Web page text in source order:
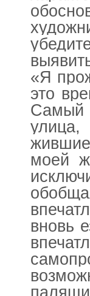
«Я
это
Самый
моей
вновь